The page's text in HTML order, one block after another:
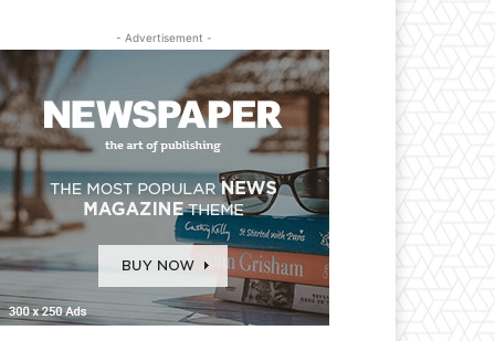
- Advertisement -